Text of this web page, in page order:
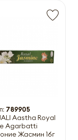
20шт
789905
Aastha Royal
Agarbatti
Жасмин 16г